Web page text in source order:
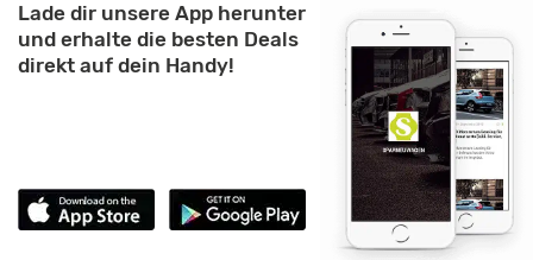
Lade dir unsere App herunter
und erhalte die besten Deals
direkt auf dein Handy!